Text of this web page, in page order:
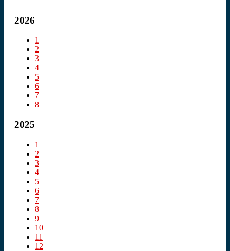
2026
1
2
3
4
5
6
7
8
2025
1
2
3
4
5
6
7
8
9
10
11
12